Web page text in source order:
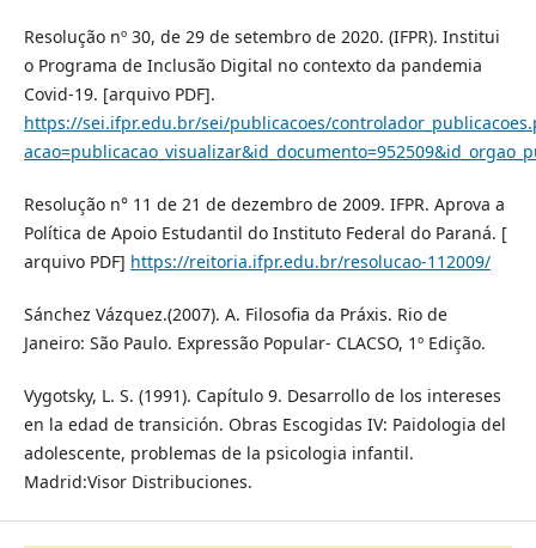
Resolução nº 30, de 29 de setembro de 2020. (IFPR). Institui
o Programa de Inclusão Digital no contexto da pandemia
Covid-19. [arquivo PDF].
https://sei.ifpr.edu.br/sei/publicacoes/
Resolução n° 11 de 21 de dezembro de 2009. IFPR. Aprova a
Política de Apoio Estudantil do Instituto Federal do Paraná. [
arquivo PDF] https://reitoria.ifpr.edu.br/resolucao-112009/
Sánchez Vázquez.(2007). A. Filosofia da Práxis. Rio de
Janeiro: São Paulo. Expressão Popular- CLACSO, 1º Edição.
Vygotsky, L. S. (1991). Capítulo 9. Desarrollo de los intereses
en la edad de transición. Obras Escogidas IV: Paidologia del
adolescente, problemas de la psicologia infantil.
Madrid:Visor Distribuciones.